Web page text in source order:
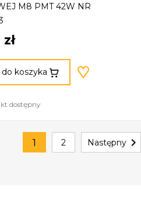
M8 PMT 42W NR
do koszyka
dostępny
1 2 Następny